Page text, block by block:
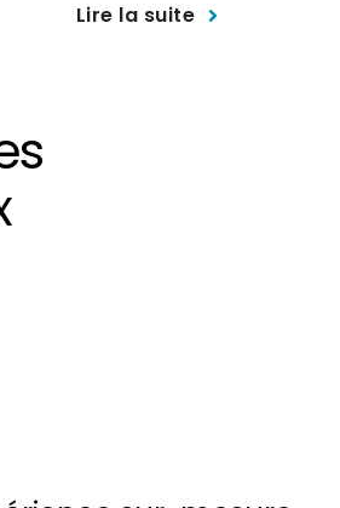
Lire la suite